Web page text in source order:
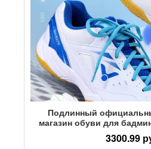
Подлинный
магазин обуви для
мужская и женская
9200td
3300.99